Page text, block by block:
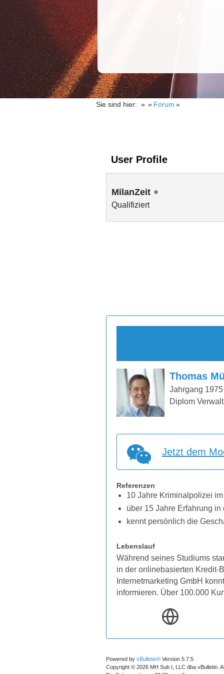
Sie sind hier: Forum
User Profile
MilanZeit
Qualifiziert
Thomas
Jahrgang 1975
Diplom
Jetzt dem
Referenzen
10 Jahre Kriminalpolizei
über 15 Jahre Erfahrung
kennt persönlich die
Lebenslauf
Während seines Studiums
in der onlinebasierten Kredit-
Internetmarketing GmbH
informieren. Über 100.000
Powered by vBulletin® Version 5.7.5
Copyright © 2026 MH Sub I, LLC dba vBulletin.